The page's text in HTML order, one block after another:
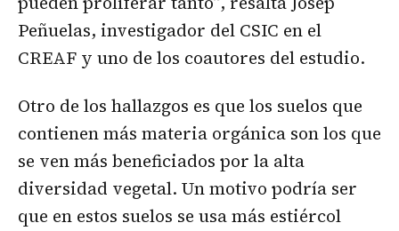
Peñuelas, investigador del CSIC en el
CREAF y uno de los coautores del estudio.
Otro de los hallazgos es que los suelos que
contienen más materia orgánica son los que
se ven más beneficiados por la alta
diversidad vegetal. Un motivo podría ser
que en estos suelos se usa más estiércol